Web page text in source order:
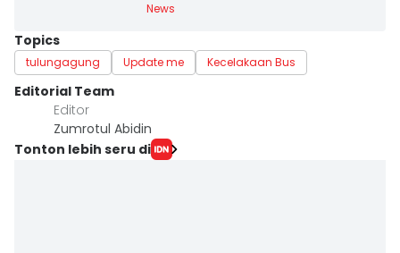
News
Topics
tulungagung Update me Kecelakaan Bus
Editorial Team
Editor
Zumrotul Abidin
Tonton lebih seru di